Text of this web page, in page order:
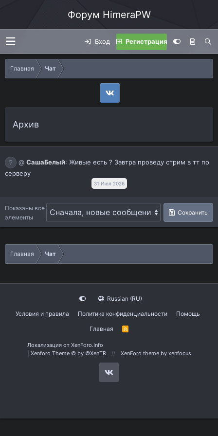
Форум HimeraPW
Вход Регистрация
Главная Чат
Архив
@ СашаБелый: Живые есть ? Завтра проведу стрим в тт по
серверу
31 Июл 2026
Показаны все
элементы
Сохранить
Главная Чат
Russian (RU)
Условия и правила Политика конфиденциальности Помощь
Главная
R
Локализация от XenForo.Info
Xenforo Theme© by ©XenTR XenForo themeby xenfocus